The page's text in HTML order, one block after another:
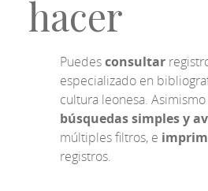
hacer
Puedesconsultar
especializado en
cultura leonesa.
búsquedas simples y
múltiples filtros, e
registros.